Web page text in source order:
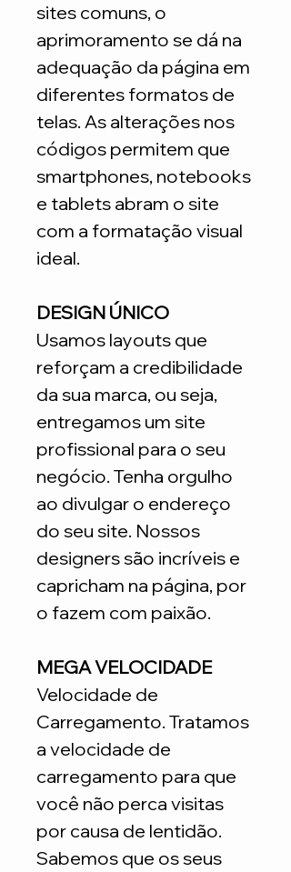
sites comuns, o
aprimoramento se dá na
adequação da página em
diferentes formatos de
telas. As alterações nos
códigos permitem que
smartphones, notebooks
e tablets abram o site
com a formatação visual
ideal.
DESIGN ÚNICO
Usamos layouts que
reforçam a credibilidade
da sua marca, ou seja,
entregamos um site
profissional para o seu
negócio. Tenha orgulho
ao divulgar o endereço
do seu site. Nossos
designers são incríveis e
capricham na página, por
o fazem com paixão.
MEGA VELOCIDADE
Velocidade de
Carregamento. Tratamos
a velocidade de
carregamento para que
você não perca visitas
por causa de lentidão.
Sabemos que os seus